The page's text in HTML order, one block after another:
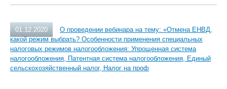
01.12.2020
О проведении вебинара на тему: «Отмена ЕНВД,
какой режим выбрать? Особенности применения специальных
налоговых режимов налогообложения: Упрощенная система
налогообложения, Патентная система налогообложения, Единый
сельскохозяйственный налог, Налог на проф